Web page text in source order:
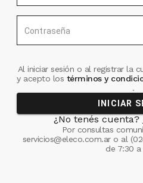
Contraseña
Al iniciar sesión o al registrar la
y acepto los términos y
.
INICIAR
¿No tenés cuenta?
Por consultas
servicios@eleco.com.aro al
de 7:30 a